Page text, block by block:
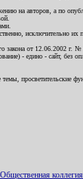
на авторов, а по
от 12.06.2002
- едино - сайт, без